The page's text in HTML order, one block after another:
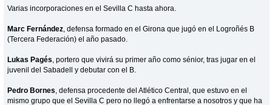
Varias incorporaciones en el Sevilla C hasta ahora.
Marc Fernández , defensa formado en el Girona que jugó en el Logroñés B
(Tercera Federación) el año pasado.
Lukas Pagés , portero que vivirá su primer año como sénior, tras jugar en el
juvenil del Sabadell y debutar con el B.
Pedro Bornes , defensa procedente del Atlético Central, que estuvo en el
mismo grupo que el Sevilla C pero no llegó a enfrentarse a nosotros y que ha